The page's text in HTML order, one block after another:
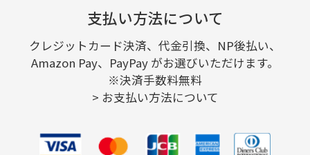
支払い方法について
クレジットカード決済、代金引換、NP後払い、
Amazon Pay、PayPay がお選びいただけます。
※決済手数料無料
> お支払い方法について